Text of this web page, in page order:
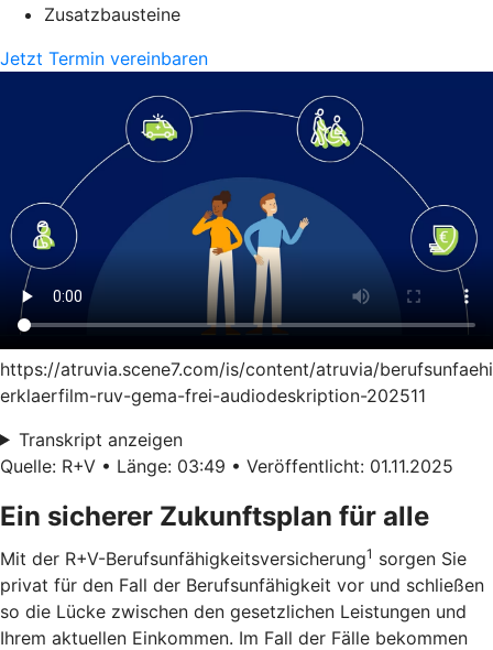
Zusatzbausteine
Jetzt Termin vereinbaren
https://atruvia.scene7.com/is/content/atruvia/
erklaerfilm-ruv-gema-frei-audiodeskription-202511
Transkript anzeigen
Quelle: R+V • Länge: 03:49 • Veröffentlicht: 01.11.2025
Ein sicherer Zukunftsplan für alle
Mit der R+V-Berufsunfähigkeitsversicherung1 sorgen Sie
privat für den Fall der Berufsunfähigkeit vor und schließen
so die Lücke zwischen den gesetzlichen Leistungen und
Ihrem aktuellen Einkommen. Im Fall der Fälle bekommen